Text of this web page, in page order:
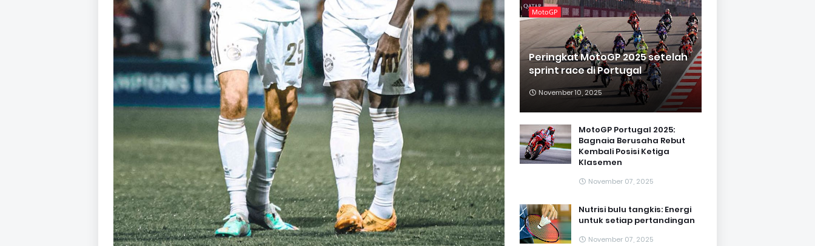
MotoGP
Peringkat MotoGP 2025 setelah
sprint race di Portugal
November 10, 2025
MotoGP Portugal 2025:
Bagnaia Berusaha Rebut
Kembali Posisi Ketiga
Klasemen
November 07, 2025
Nutrisi bulu tangkis: Energi
untuk setiap pertandingan
November 07, 2025